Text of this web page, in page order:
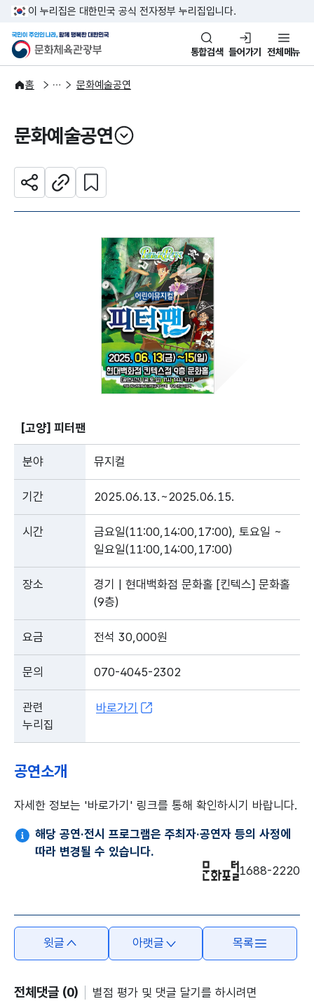
본문 바로가기
주메뉴 바로가기
이 누리집은 대한민국 공식 전자정부 누리집입니다.
문화체육관광부
국민이 주인인 나라, 함께 행복
통합검색 들어가기 전체메뉴
홈
문화광장 문화예술공연
문화예술공연
열기
공유하기주소복사
관심 콘텐츠 설정하기
[고양] 피터팬
분야 뮤지컬
기간 2025.06.13.~2025.06.15.
시간
금요일(11:00,14:00,17:00), 토요일 ~
일요일(11:00,14:00,17:00)
장소
경기 | 현대백화점 문화홀 [킨텍스] 문화홀
(9층)
요금 전석 30,000원
문의 070-4045-2302
관련
누리집
바로가기
공연소개
자세한 정보는 '바로가기' 링크를 통해 확인하시기 바랍니다.
해당 공연·전시 프로그램은 주최자·공연자 등의 사정에
따라 변경될 수 있습니다.
1688-2220
윗글 아랫글 목록
전체댓글 (0)
별점 평가 및 댓글 달기를 하시려면